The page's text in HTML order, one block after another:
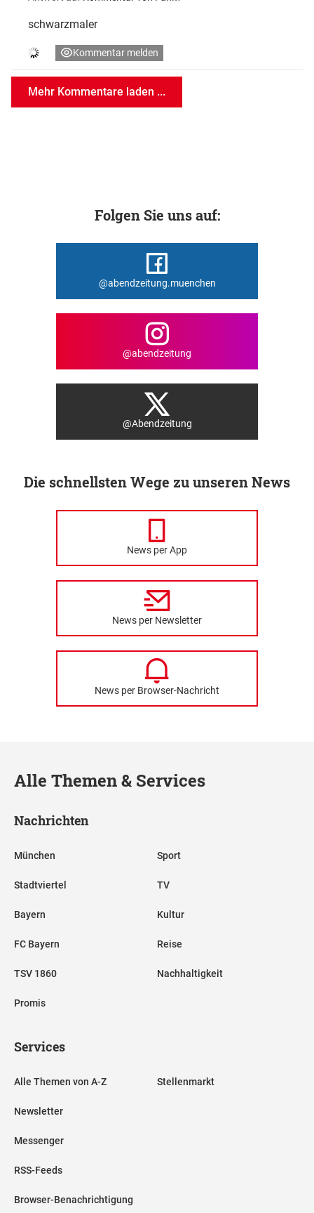
schwarzmaler
Kommentar melden
Mehr Kommentare laden ...
Folgen Sie uns auf:
@abendzeitung.muenchen
@abendzeitung
@Abendzeitung
Die schnellsten Wege zu unseren News
News per App
News per Newsletter
News per Browser-Nachricht
Alle Themen & Services
Nachrichten
München
Stadtviertel
Bayern
FC Bayern
TSV 1860
Promis
Sport
TV
Kultur
Reise
Nachhaltigkeit
Services
Alle Themen von A-Z
Newsletter
Messenger
RSS-Feeds
Browser-Benachrichtigung
Stellenmarkt